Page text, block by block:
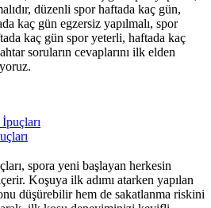
düzenli spor haftada kaç gün,
kaç gün egzersiz yapılmalı, spor
kaç gün spor yeterli, haftada kaç
soruların cevaplarını ilk elden
spora yeni başlayan herkesin
Koşuya ilk adımı atarken yapılan
düşürebilir hem de sakatlanma riskini